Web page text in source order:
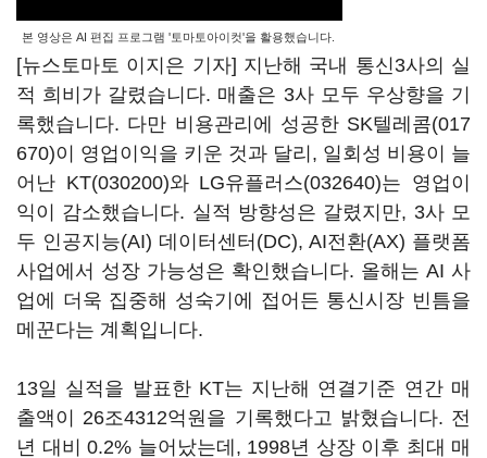
본 영상은 AI 편집 프로그램 '토마토아이컷'을 활용했습니다.
[뉴스토마토 이지은 기자] 지난해 국내 통신3사의 실
적 희비가 갈렸습니다. 매출은 3사 모두 우상향을 기
록했습니다. 다만 비용관리에 성공한 SK텔레콤(017
670)이 영업이익을 키운 것과 달리, 일회성 비용이 늘
어난 KT(030200)와 LG유플러스(032640)는 영업이
익이 감소했습니다. 실적 방향성은 갈렸지만, 3사 모
두 인공지능(AI) 데이터센터(DC), AI전환(AX) 플랫폼
사업에서 성장 가능성은 확인했습니다. 올해는 AI 사
업에 더욱 집중해 성숙기에 접어든 통신시장 빈틈을
메꾼다는 계획입니다.
13일 실적을 발표한 KT는 지난해 연결기준 연간 매
출액이 26조4312억원을 기록했다고 밝혔습니다. 전
년 대비 0.2% 늘어났는데, 1998년 상장 이후 최대 매